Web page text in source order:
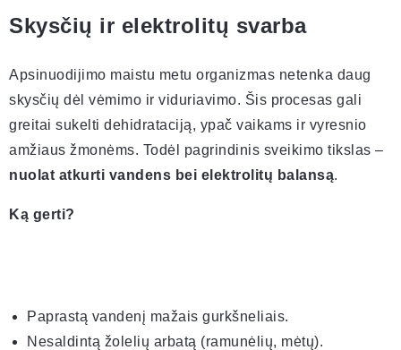
Skysčių ir elektrolitų svarba
Apsinuodijimo maistu metu organizmas netenka daug
skysčių dėl vėmimo ir viduriavimo. Šis procesas gali
greitai sukelti dehidrataciją, ypač vaikams ir vyresnio
amžiaus žmonėms. Todėl pagrindinis sveikimo tikslas –
nuolat atkurti vandens bei elektrolitų balansą.
Ką gerti?
Paprastą vandenį mažais gurkšneliais.
Nesaldintą žolelių arbatą (ramunėlių, mėtų).